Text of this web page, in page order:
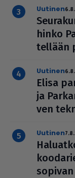
uutinen
hinko
tel­lään
uutinen
Elisa
ja
ven
uutinen